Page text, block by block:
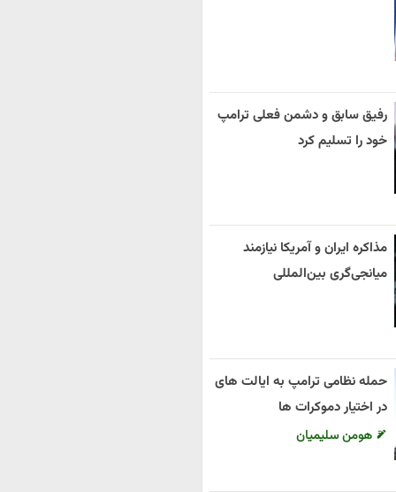
رفیق سابق و دشمن فعلی ترامپ
خود را تسلیم کرد
مذاکره ایران و آمریکا نیازمند
میانجی‌گری بین‌المللی
حمله نظامی ترامپ به ایالت های
در اختیار دموکرات ها
هومن سلیمیان